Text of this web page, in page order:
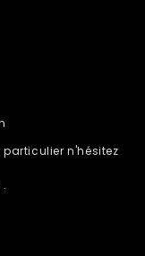
n'hésitez
.